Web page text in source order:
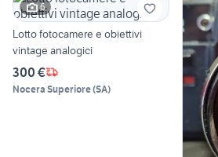
6
Lotto fotocamere e obiettivi
vintage analogici
300 €
Nocera Superiore(SA)